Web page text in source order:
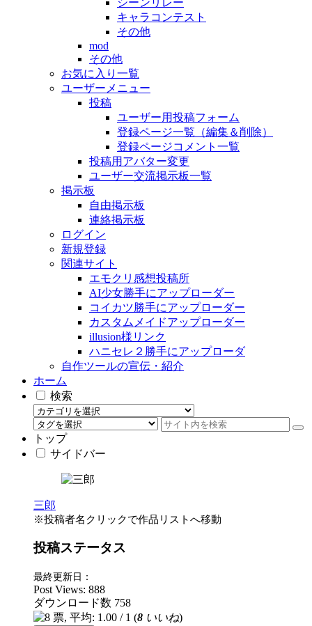
キャラコンテスト
その他
mod
その他
お気に入り一覧
ユーザーメニュー
投稿
ユーザー用投稿フォーム
登録ページ一覧（編集＆削除）
登録ページコメント一覧
投稿用アバター変更
ユーザー交流掲示板一覧
掲示板
自由掲示板
連絡掲示板
ログイン
新規登録
関連サイト
エモクリ感想投稿所
AI少女勝手にアップローダー
コイカツ勝手にアップローダー
カスタムメイドアップローダー
illusion様リンク
ハニセレ２勝手にアップローダ
自作ツールの宣伝・紹介
ホーム
検索
トップ
サイドバー
三郎
※投稿者名クリックで作品リストへ移動
投稿ステータス
最終更新日：
Post Views: 888
ダウンロード数 758
(8 いいね)